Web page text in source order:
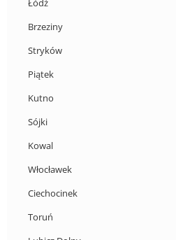
Łódź
Brzeziny
Stryków
Piątek
Kutno
Sójki
Kowal
Włocławek
Ciechocinek
Toruń